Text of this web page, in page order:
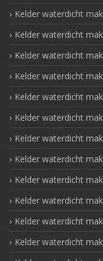
Kelder waterdicht
Kelder waterdicht
Kelder waterdicht
Kelder waterdicht
Kelder waterdicht
Kelder waterdicht
Kelder waterdicht
Kelder waterdicht
Kelder waterdicht
Kelder waterdicht
Kelder waterdicht
Kelder waterdicht